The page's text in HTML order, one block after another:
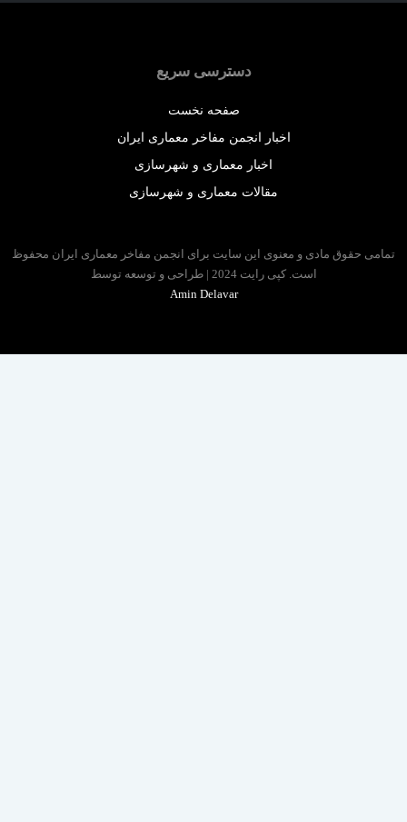
دسترسی سریع
صفحه نخست
اخبار انجمن مفاخر معماری ایران
اخبار معماری و شهرسازی
مقالات معماری و شهرسازی
حقوق مادی و معنوی این سایت برای انجمن مفاخر معماری ایران محفوظ
است. کپی رایت 2024 | طراحی و توسعه توسط
Amin Delavar